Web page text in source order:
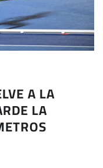
A LA
LA